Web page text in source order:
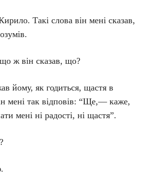
Такі слова він мені сказав,
ж він сказав, що?
йому, як годиться, щастя в
мені так відповів: “Ще,— каже,
мені ні радості, ні щастя”.